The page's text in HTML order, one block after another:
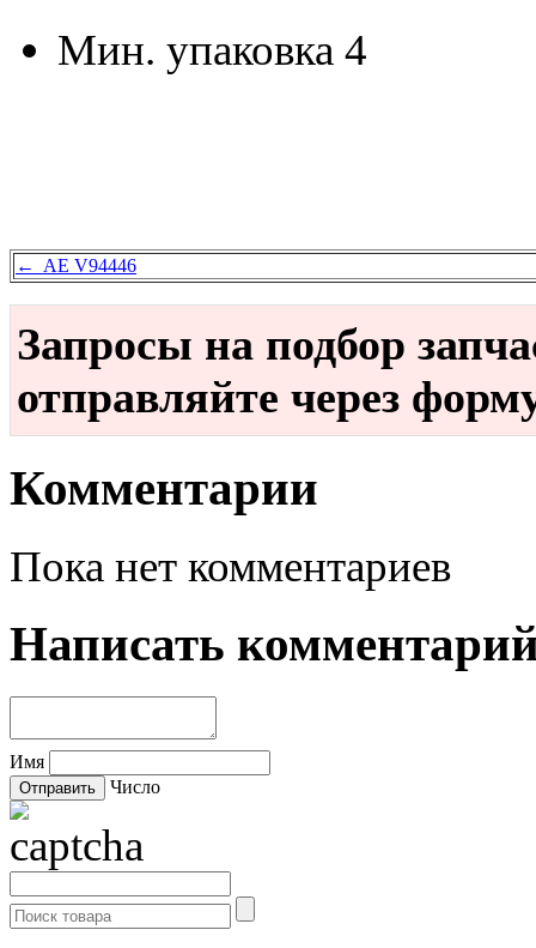
Мин. упаковка 4
← AE V94446
Запросы на подбор
отправляйте через
Комментарии
Пока нет комментариев
Написать
Имя
Число